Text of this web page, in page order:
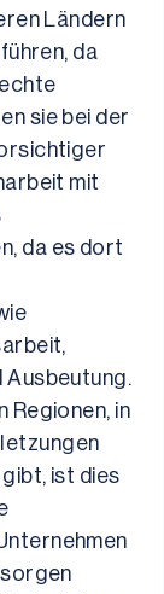
Ländern
da
sie bei der
mit
da es dort
Ausbeutung.
Regionen, in
ist dies